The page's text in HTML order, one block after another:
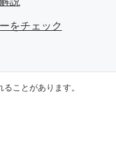
をチェック
ことがあります。